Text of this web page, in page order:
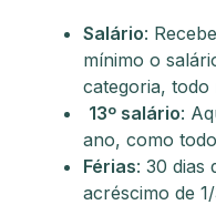
Salário:
mínimo o
categoria, todo
13º salário:
ano, como
Férias: 30 dias
acréscimo de